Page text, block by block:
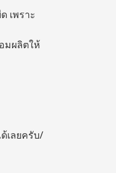
เพราะ
มผลิตให้
เลยครับ/